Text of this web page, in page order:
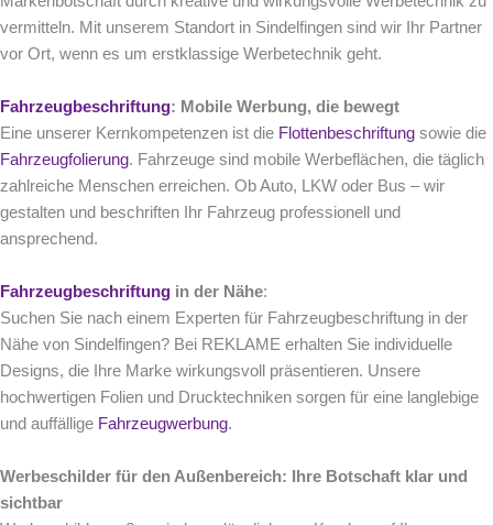
vermitteln. Mit unserem Standort in Sindelfingen sind wir Ihr Partner
vor Ort, wenn es um erstklassige Werbetechnik geht.
Fahrzeugbeschriftung: Mobile Werbung, die bewegt
Eine unserer Kernkompetenzen ist die Flottenbeschriftung sowie die
Fahrzeugfolierung. Fahrzeuge sind mobile Werbeflächen, die täglich
zahlreiche Menschen erreichen. Ob Auto, LKW oder Bus – wir
gestalten und beschriften Ihr Fahrzeug professionell und
ansprechend.
Fahrzeugbeschriftung in der Nähe:
Suchen Sie nach einem Experten für Fahrzeugbeschriftung in der
Nähe von Sindelfingen? Bei REKLAME erhalten Sie individuelle
Designs, die Ihre Marke wirkungsvoll präsentieren. Unsere
hochwertigen Folien und Drucktechniken sorgen für eine langlebige
und auffällige Fahrzeugwerbung.
Werbeschilder für den Außenbereich: Ihre Botschaft klar und
sichtbar